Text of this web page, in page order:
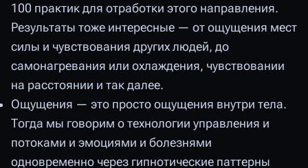
100 практик для отработки этого направления.
Результаты тоже интересные — от ощущения мест
силы и чувствования других людей, до
самонагревания или охлаждения, чувствовании
на расстоянии и так далее.
Ощущения — это просто ощущения внутри тела.
Тогда мы говорим о технологии управления и
потоками и эмоциями и болезнями
одновременно через гипнотические паттерны